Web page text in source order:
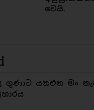
වෙයි.
ගුණාට යනඑන මං